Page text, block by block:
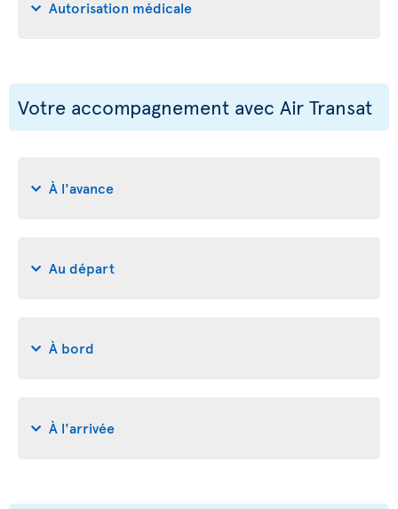
Autorisation médicale
Votre accompagnement avec Air Transat
À l'avance
Au départ
À bord
À l'arrivée